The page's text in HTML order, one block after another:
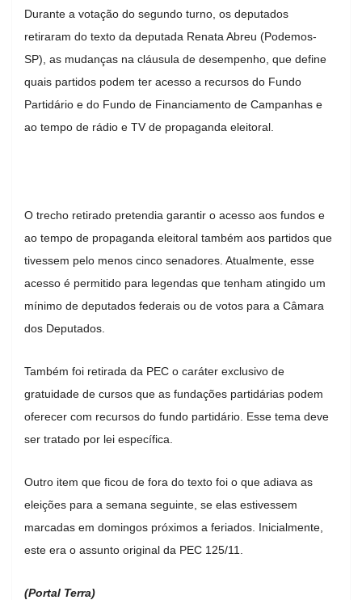
Durante a votação do segundo turno, os deputados
retiraram do texto da deputada Renata Abreu (Podemos-
SP), as mudanças na cláusula de desempenho, que define
quais partidos podem ter acesso a recursos do Fundo
Partidário e do Fundo de Financiamento de Campanhas e
ao tempo de rádio e TV de propaganda eleitoral.
O trecho retirado pretendia garantir o acesso aos fundos e
ao tempo de propaganda eleitoral também aos partidos que
tivessem pelo menos cinco senadores. Atualmente, esse
acesso é permitido para legendas que tenham atingido um
mínimo de deputados federais ou de votos para a Câmara
dos Deputados.
Também foi retirada da PEC o caráter exclusivo de
gratuidade de cursos que as fundações partidárias podem
oferecer com recursos do fundo partidário. Esse tema deve
ser tratado por lei específica.
Outro item que ficou de fora do texto foi o que adiava as
eleições para a semana seguinte, se elas estivessem
marcadas em domingos próximos a feriados. Inicialmente,
este era o assunto original da PEC 125/11.
(Portal Terra)